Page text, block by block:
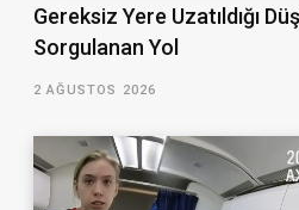
Gereksiz Yere Uzatıldığı
Sorgulanan Yol
2 AĞUSTOS 2026